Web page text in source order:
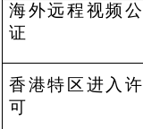
海外远程视频公
证
香港特区进入许
可